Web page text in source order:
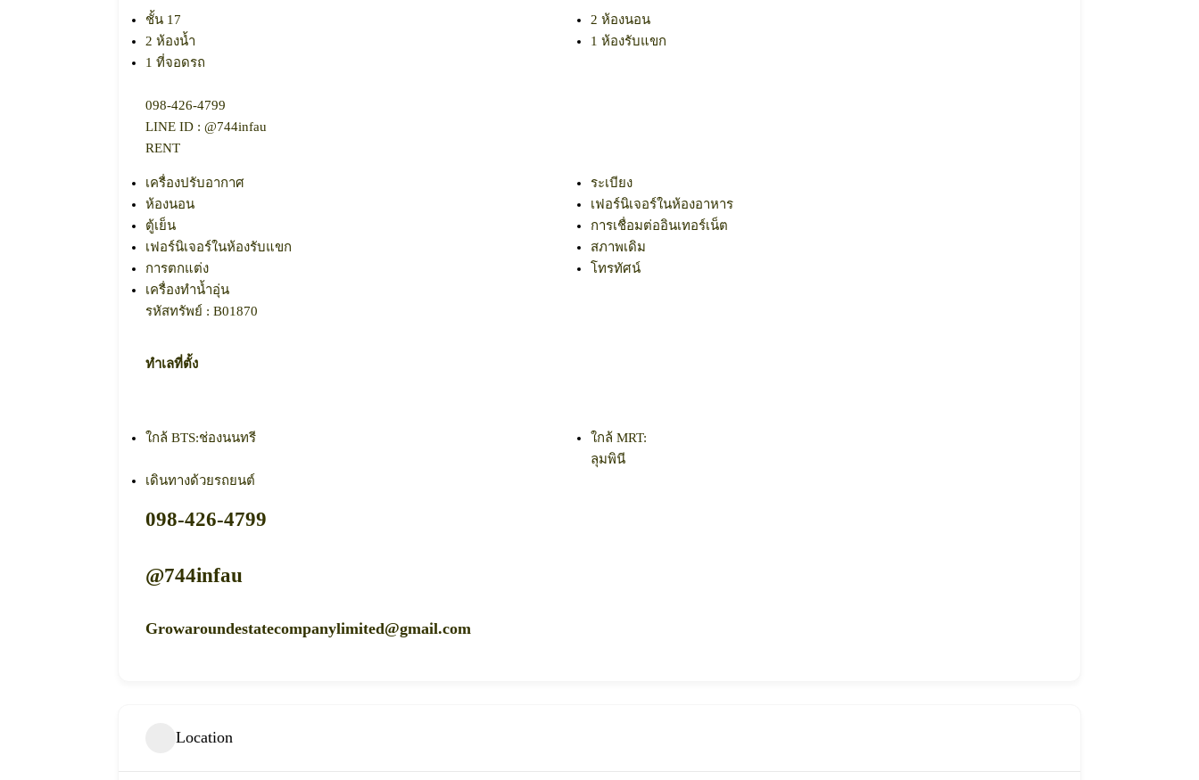
ชั้น 17
2 ห้องนอน
2 ห้องน้ำ
1 ห้องรับแขก
1 ที่จอดรถ
098-426-4799​
LINE ID : @744infau
RENT
เครื่องปรับอากาศ
ระเบียง
ห้องนอน
เฟอร์นิเจอร์ในห้องอาหาร
ตู้เย็น
การเชื่อมต่ออินเทอร์เน็ต
เฟอร์นิเจอร์ในห้องรับแขก
สภาพเดิม
การตกแต่ง
โทรทัศน์
เครื่องทำน้ำอุ่น
รหัสทรัพย์ : B01870
ทำเลที่ตั้ง
ใกล้ BTS:ช่องนนทรี
ใกล้ MRT:
ลุมพินี
เดินทางด้วยรถยนต์
098-426-4799
@744infau
Growaroundestatecompanylimited@gmail.com
Location